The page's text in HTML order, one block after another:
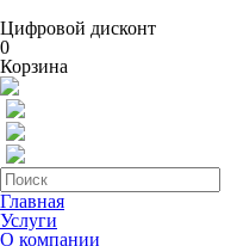
Цифровой дисконт
0
Корзина
Главная
Услуги
О компании